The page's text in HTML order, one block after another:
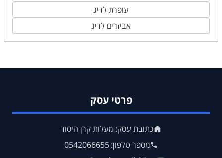
עופרת לדיג
אביזרים לדיג
פרטי עסק
כתובת עסק: מעלות קרן היסוד
מספר טלפון: 0542066655